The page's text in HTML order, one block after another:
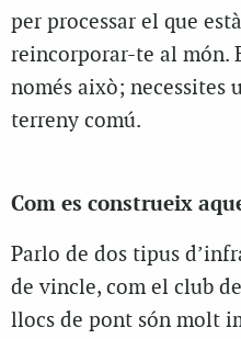
per processar el que
reincorporar-te al món.
només això; necessites
terreny comú.
Com es construeix
Parlo de dos tipus
de vincle, com el club
llocs de pont són molt